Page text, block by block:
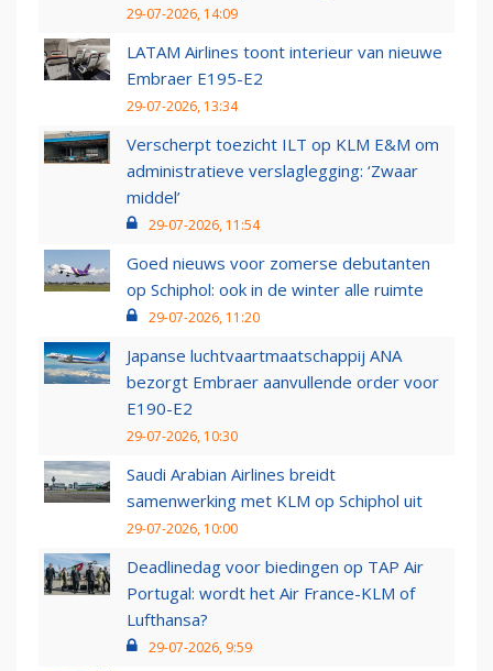
29-07-2026, 14:09
LATAM Airlines toont interieur van nieuwe
Embraer E195-E2
29-07-2026, 13:34
Verscherpt toezicht ILT op KLM E&M om
administratieve verslaglegging: ‘Zwaar
middel’
29-07-2026, 11:54
Goed nieuws voor zomerse debutanten
op Schiphol: ook in de winter alle ruimte
29-07-2026, 11:20
Japanse luchtvaartmaatschappij ANA
bezorgt Embraer aanvullende order voor
E190-E2
29-07-2026, 10:30
Saudi Arabian Airlines breidt
samenwerking met KLM op Schiphol uit
29-07-2026, 10:00
Deadlinedag voor biedingen op TAP Air
Portugal: wordt het Air France-KLM of
Lufthansa?
29-07-2026, 9:59